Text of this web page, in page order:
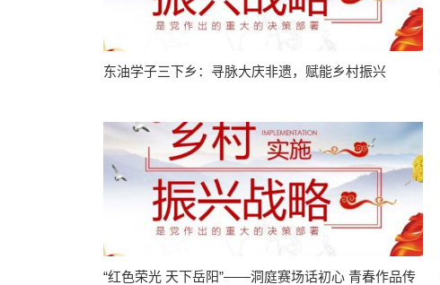
东油学子三下乡：寻脉大庆非遗，赋能乡村振兴
“红色荣光 天下岳阳”——洞庭赛场话初心 青春作品传